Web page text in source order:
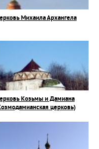
Михаила Архангела
Козьмы и Дамиана
церковь)